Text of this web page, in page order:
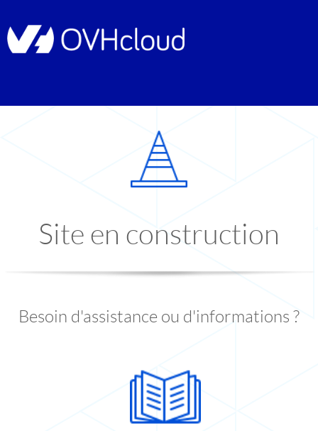
Site en construction
Besoin d'assistance ou d'informations ?